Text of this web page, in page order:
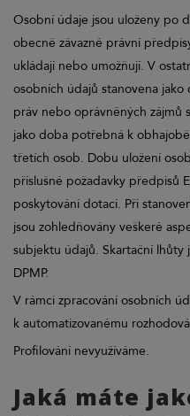
Osobní údaje jsou uloženy po
obecně závazné právní
ukládají nebo umožňují. V
osobních údajů stanovena
práv nebo oprávněných
jako doba potřebná k
třetích osob. Dobu uložení
příslušné požadavky předpisů
poskytování dotací. Při
jsou zohledňovány veškeré
subjektu údajů. Skartační lhůty
DPMP.
V rámci zpracování osobních
k automatizovanému
Profilování nevyužíváme.
Jaká máte